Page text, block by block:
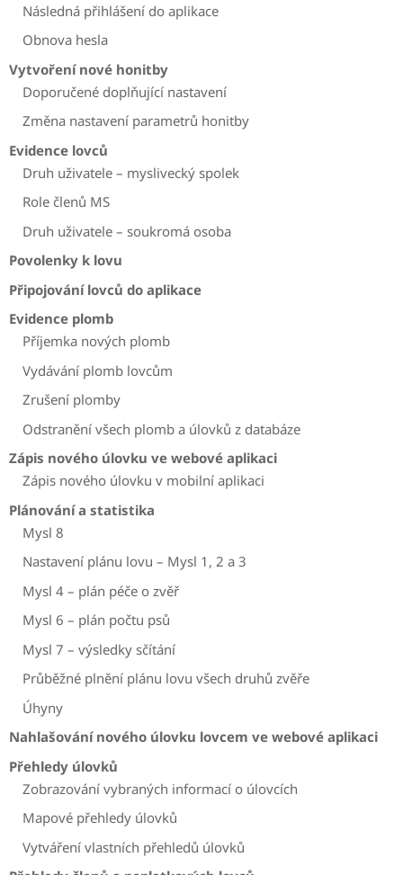
Následná přihlášení do aplikace
Obnova hesla
Vytvoření nové honitby
Doporučené doplňující nastavení
Změna nastavení parametrů honitby
Evidence lovců
Druh uživatele – myslivecký spolek
Role členů MS
Druh uživatele – soukromá osoba
Povolenky k lovu
Připojování lovců do aplikace
Evidence plomb
Příjemka nových plomb
Vydávání plomb lovcům
Zrušení plomby
Odstranění všech plomb a úlovků z databáze
Zápis nového úlovku ve webové aplikaci
Zápis nového úlovku v mobilní aplikaci
Plánování a statistika
Mysl 8
Nastavení plánu lovu – Mysl 1, 2 a 3
Mysl 4 – plán péče o zvěř
Mysl 6 – plán počtu psů
Mysl 7 – výsledky sčítání
Průběžné plnění plánu lovu všech druhů zvěře
Úhyny
Nahlašování nového úlovku lovcem ve webové aplikaci
Přehledy úlovků
Zobrazování vybraných informací o úlovcích
Mapové přehledy úlovků
Vytváření vlastních přehledů úlovků